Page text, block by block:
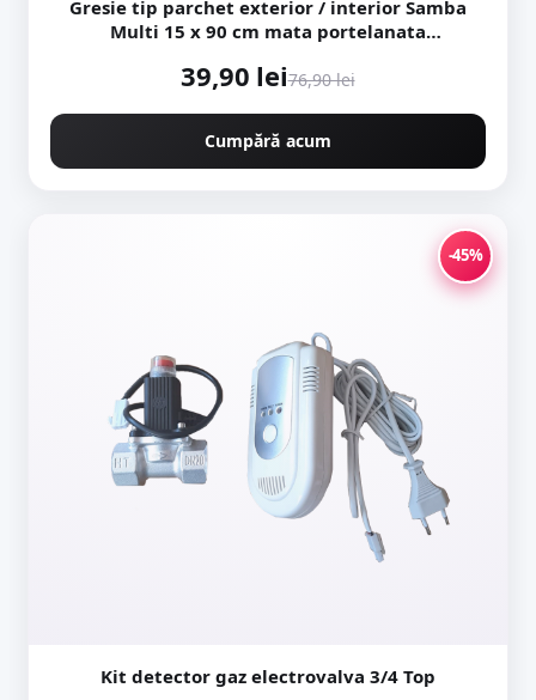
Gresie tip parchet exterior / interior Samba
Multi 15 x 90 cm mata portelanata
39,90 lei76,90 lei
Cumpără acum
-45%
Kit detector gaz electrovalva 3/4 Top